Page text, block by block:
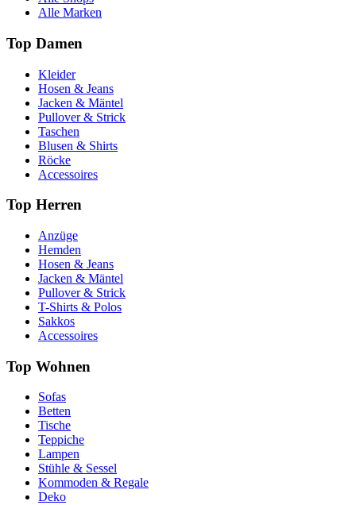
Alle Marken
Top Damen
Kleider
Hosen & Jeans
Jacken & Mäntel
Pullover & Strick
Taschen
Blusen & Shirts
Röcke
Accessoires
Top Herren
Anzüge
Hemden
Hosen & Jeans
Jacken & Mäntel
Pullover & Strick
T-Shirts & Polos
Sakkos
Accessoires
Top Wohnen
Sofas
Betten
Tische
Teppiche
Lampen
Stühle & Sessel
Kommoden & Regale
Deko